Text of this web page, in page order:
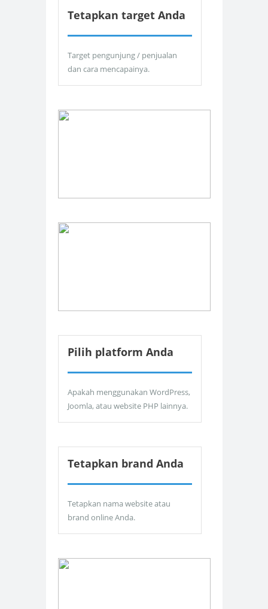
Tetapkan target Anda
Target pengunjung / penjualan
dan cara mencapainya.
Pilih platform Anda
Apakah menggunakan WordPress,
Joomla, atau website PHP lainnya.
Tetapkan brand Anda
Tetapkan nama website atau
brand online Anda.